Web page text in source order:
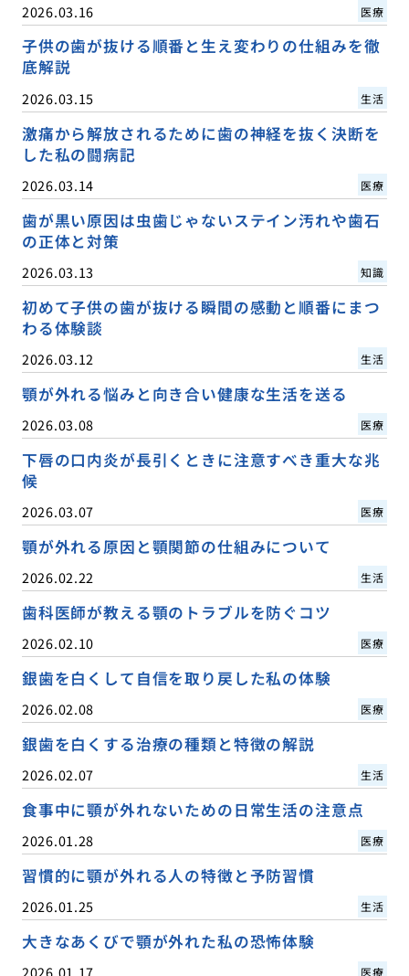
2026.03.16 医療
子供の歯が抜ける順番と生え変わりの仕組みを徹
底解説
2026.03.15 生活
激痛から解放されるために歯の神経を抜く決断を
した私の闘病記
2026.03.14 医療
歯が黒い原因は虫歯じゃないステイン汚れや歯石
の正体と対策
2026.03.13 知識
初めて子供の歯が抜ける瞬間の感動と順番にまつ
わる体験談
2026.03.12 生活
顎が外れる悩みと向き合い健康な生活を送る
2026.03.08 医療
下唇の口内炎が長引くときに注意すべき重大な兆
候
2026.03.07 医療
顎が外れる原因と顎関節の仕組みについて
2026.02.22 生活
歯科医師が教える顎のトラブルを防ぐコツ
2026.02.10 医療
銀歯を白くして自信を取り戻した私の体験
2026.02.08 医療
銀歯を白くする治療の種類と特徴の解説
2026.02.07 生活
食事中に顎が外れないための日常生活の注意点
2026.01.28 医療
習慣的に顎が外れる人の特徴と予防習慣
2026.01.25 生活
大きなあくびで顎が外れた私の恐怖体験
医療